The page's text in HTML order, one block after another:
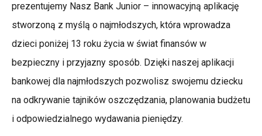
prezentujemy Nasz Bank Junior – innowacyjną aplikację
stworzoną z myślą o najmłodszych, która wprowadza
dzieci poniżej 13 roku życia w świat finansów w
bezpieczny i przyjazny sposób. Dzięki naszej aplikacji
bankowej dla najmłodszych pozwolisz swojemu dziecku
na odkrywanie tajników oszczędzania, planowania budżetu
i odpowiedzialnego wydawania pieniędzy.